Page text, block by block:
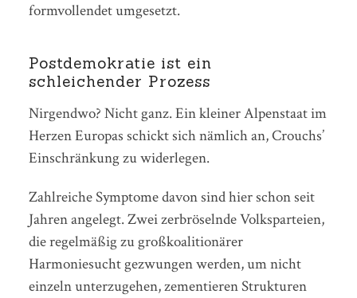
formvollendet umgesetzt.
Postdemokratie ist ein
schleichender Prozess
Nirgendwo? Nicht ganz. Ein kleiner Alpenstaat im
Herzen Europas schickt sich nämlich an, Crouchs’
Einschränkung zu widerlegen.
Zahlreiche Symptome davon sind hier schon seit
Jahren angelegt. Zwei zerbröselnde Volksparteien,
die regelmäßig zu großkoalitionärer
Harmoniesucht gezwungen werden, um nicht
einzeln unterzugehen, zementieren Strukturen